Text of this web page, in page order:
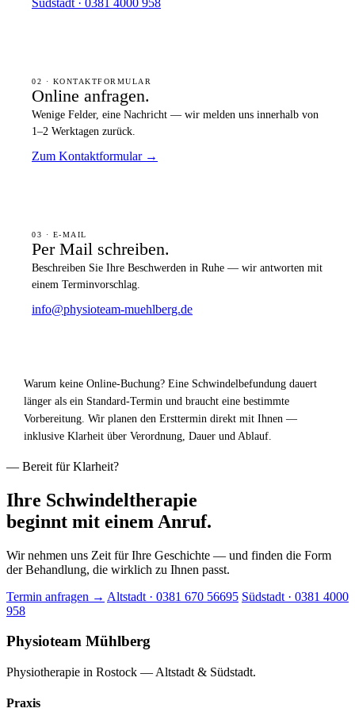
02 · KONTAKTFORMULAR
Online anfragen.
Wenige Felder, eine Nachricht — wir melden uns innerhalb von
1–2 Werktagen zurück.
Zum Kontaktformular →
03 · E-MAIL
Per Mail schreiben.
Beschreiben Sie Ihre Beschwerden in Ruhe — wir antworten mit
einem Terminvorschlag.
info@physioteam-muehlberg.de
Warum keine Online-Buchung? Eine Schwindelbefundung dauert
länger als ein Standard-Termin und braucht eine bestimmte
Vorbereitung. Wir planen den Ersttermin direkt mit Ihnen —
inklusive Klarheit über Verordnung, Dauer und Ablauf.
— Bereit für Klarheit?
Ihre Schwindeltherapie
beginnt mit einem Anruf.
Wir nehmen uns Zeit für Ihre Geschichte — und finden die Form
der Behandlung, die wirklich zu Ihnen passt.
Termin anfragen → Altstadt · 0381 670 56695 Südstadt · 0381 4000
958
Physioteam Mühlberg
Physiotherapie in Rostock — Altstadt & Südstadt.
Praxis